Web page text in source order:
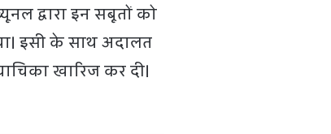
द्वारा इन सबूतों को
इसी के साथ अदालत
खारिज कर दी।